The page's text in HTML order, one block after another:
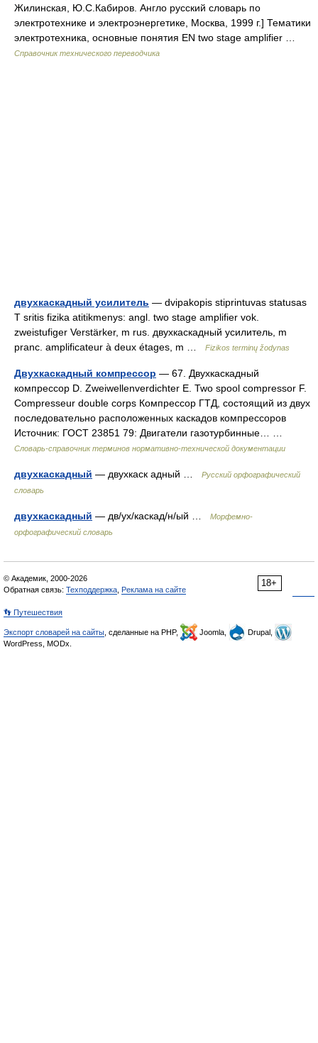
Жилинская, Ю.С.Кабиров. Англо русский словарь по
электротехнике и электроэнергетике, Москва, 1999 г.] Тематики
электротехника, основные понятия EN two stage amplifier …
Справочник технического переводчика
двухкаскадный усилитель — dvipakopis stiprintuvas statusas
T sritis fizika atitikmenys: angl. two stage amplifier vok.
zweistufiger Verstärker, m rus. двухкаскадный усилитель, m
pranc. amplificateur à deux étages, m …
Fizikos terminų žodynas
Двухкаскадный компрессор — 67. Двухкаскадный
компрессор D. Zweiwellenverdichter E. Two spool compressor F.
Compresseur double corps Компрессор ГТД, состоящий из двух
последовательно расположенных каскадов компрессоров
Источник: ГОСТ 23851 79: Двигатели газотурбинные… …
Словарь-справочник терминов нормативно-технической документации
двухкаскадный — двухкаск адный …
Русский орфографический
словарь
двухкаскадный — дв/ух/каскад/н/ый …
Морфемно-
орфографический словарь
18+
© Академик, 2000-2026
Обратная связь: Техподдержка Реклама на сайте
👣 Путешествия
Экспорт словарей на сайты , сделанные на PHP, Joomla,
Drupal,
WordPress, MODx.